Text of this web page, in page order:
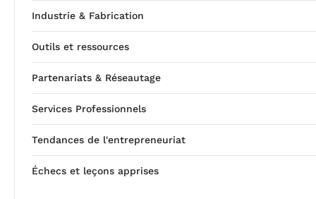
Industrie & Fabrication
Outils et ressources
Partenariats & Réseautage
Services Professionnels
Tendances de l'entrepreneuriat
Échecs et leçons apprises